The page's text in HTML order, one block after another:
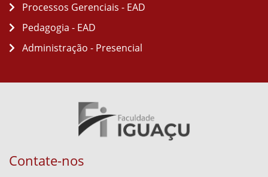
Processos Gerenciais - EAD
Pedagogia - EAD
Administração - Presencial
Contate-nos